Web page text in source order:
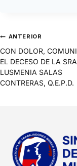
ANTERIOR
CON DOLOR,
EL DECESO DE LA
LUSMENIA SALAS
CONTRERAS, Q.E.P.D.